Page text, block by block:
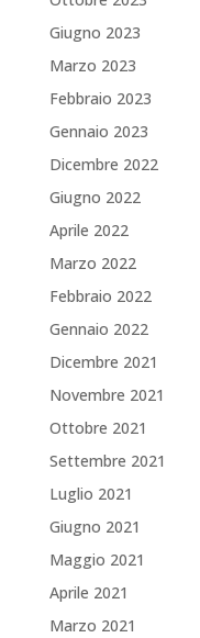
Giugno 2023
Marzo 2023
Febbraio 2023
Gennaio 2023
Dicembre 2022
Giugno 2022
Aprile 2022
Marzo 2022
Febbraio 2022
Gennaio 2022
Dicembre 2021
Novembre 2021
Ottobre 2021
Settembre 2021
Luglio 2021
Giugno 2021
Maggio 2021
Aprile 2021
Marzo 2021